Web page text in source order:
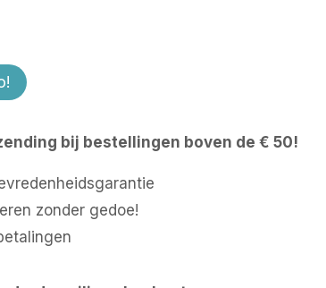
bij bestellingen boven de € 50!
zonder gedoe!